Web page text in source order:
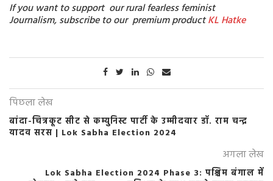
If you want to support our rural fearless feminist
Journalism, subscribe to our premium productKL Hatke
पिछला लेख
बांदा-चित्रकूट सीट से कम्युनिस्ट पार्टी के उम्मीदवार डॉ. राम चन्द्र
यादव सरस | Lok Sabha Election 2024
अगला लेख
Lok Sabha Election 2024 Phase 3: पश्चिम बंगाल में